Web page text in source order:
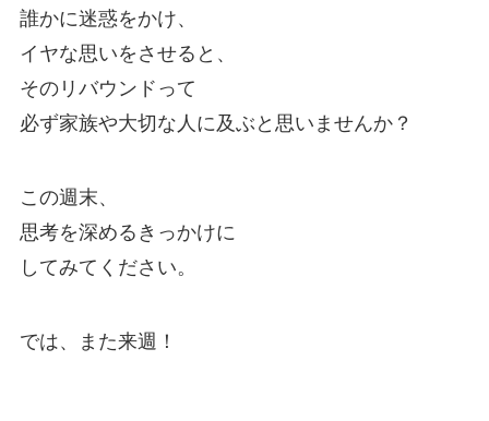
誰かに迷惑をかけ、
イヤな思いをさせると、
そのリバウンドって
必ず家族や大切な人に及ぶと思いませんか？
この週末、
思考を深めるきっかけに
してみてください。
では、また来週！